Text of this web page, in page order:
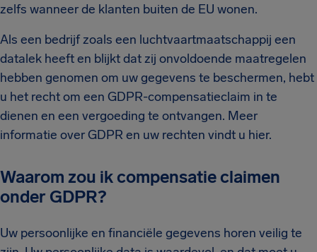
zelfs wanneer de klanten buiten de EU wonen.
Als een bedrijf zoals een luchtvaartmaatschappij een
datalek heeft en blijkt dat zij onvoldoende maatregelen
hebben genomen om uw gegevens te beschermen, hebt
u het recht om een GDPR-compensatieclaim in te
dienen en een vergoeding te ontvangen. Meer
informatie over GDPR en uw rechten vindt u hier.
Waarom zou ik compensatie claimen
onder GDPR?
Uw persoonlijke en financiële gegevens horen veilig te